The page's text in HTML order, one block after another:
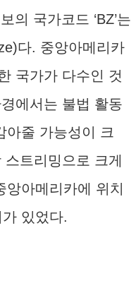
의 국가코드 ‘BZ’는
다. 중앙아메리카
국가가 다수인 것
에서는 불법 활동
아줄 가능성이 크
트리밍으로 크게
아메리카에 위치
있었다.